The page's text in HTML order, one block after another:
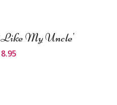
Like My Uncle'